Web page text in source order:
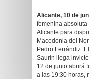
Alicante, 10 de
femenina absoluta
Alicante para
Macedonia del
Pedro Ferrándiz.
Saurín llega
12 de junio abrirá
a las 19:30 horas,